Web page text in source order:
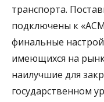
транспорта.
подключены к
финальные
имеющихся на
наилучшие для
государственном